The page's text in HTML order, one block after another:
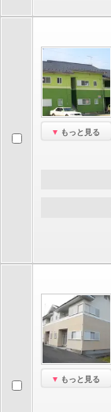
もっと見る
もっと見る